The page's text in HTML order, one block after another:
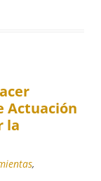
Actuación
la
,